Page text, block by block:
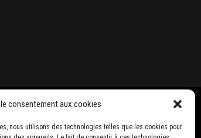
le consentement aux cookies
nous utilisons des technologies telles que les cookies pour